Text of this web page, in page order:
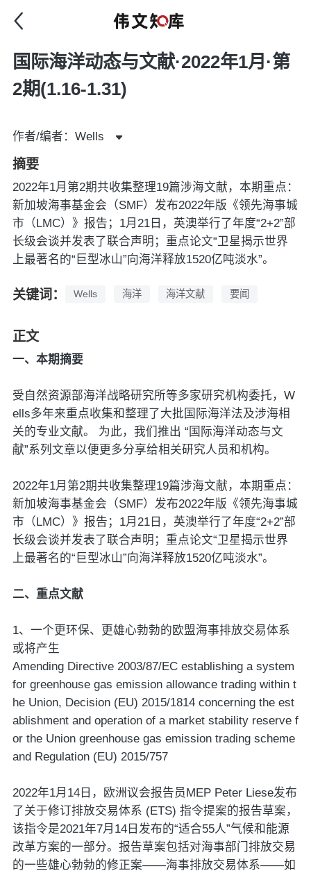
国际海洋动态与文献·2022年1月·第
2期(1.16-1.31)
作者/编者：Wells
摘要
2022年1月第2期共收集整理19篇涉海文献，本期重点：
新加坡海事基金会（SMF）发布2022年版《领先海事城
市（LMC）》报告；1月21日，英澳举行了年度“2+2”部
长级会谈并发表了联合声明；重点论文“卫星揭示世界
上最著名的“巨型冰山”向海洋释放1520亿吨淡水”。
关键词： Wells 海洋 海洋文献 要闻
正文
一、本期摘要
受自然资源部海洋战略研究所等多家研究机构委托，W
ells多年来重点收集和整理了大批国际海洋法及涉海相
关的专业文献。 为此，我们推出 “国际海洋动态与文
献”系列文章以便更多分享给相关研究人员和机构。
2022年1月第2期共收集整理19篇涉海文献，本期重点：
新加坡海事基金会（SMF）发布2022年版《领先海事城
市（LMC）》报告；1月21日，英澳举行了年度“2+2”部
长级会谈并发表了联合声明；重点论文“卫星揭示世界
上最著名的“巨型冰山”向海洋释放1520亿吨淡水”。
二、重点文献
1、一个更环保、更雄心勃勃的欧盟海事排放交易体系
或将产生
Amending Directive 2003/87/EC establishing a system
for greenhouse gas emission allowance trading within t
he Union, Decision (EU) 2015/1814 concerning the est
ablishment and operation of a market stability reserve f
or the Union greenhouse gas emission trading scheme
and Regulation (EU) 2015/757
2022年1月14日，欧洲议会报告员MEP Peter Liese发布
了关于修订排放交易体系 (ETS) 指令提案的报告草案，
该指令是2021年7月14日发布的“适合55人”气候和能源
改革方案的一部分。报告草案包括对海事部门排放交易
的一些雄心勃勃的修正案——海事排放交易体系——如